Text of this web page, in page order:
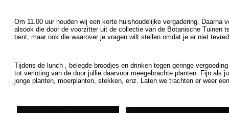
Om 11.00 uur houden wij een korte huishoudelijke vergadering.
alsook die door de voorzitter uit de collectie van de Botanische Tuinen
bent, maar ook die waarover je vragen wilt stellen omdat je er niet
Tijdens de lunch , belegde broodjes en drinken tegen geringe
tot verloting van de door jullie daarvoor meegebrachte planten. Fijn als
jonge planten, moerplanten, stekken, enz. Laten we trachten er weer